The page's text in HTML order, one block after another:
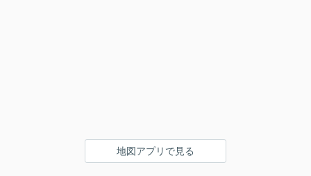
地図アプリで見る